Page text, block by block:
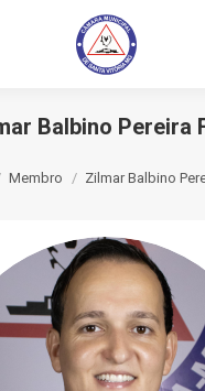
Balbino Pereira
Membro Zilmar Balbino